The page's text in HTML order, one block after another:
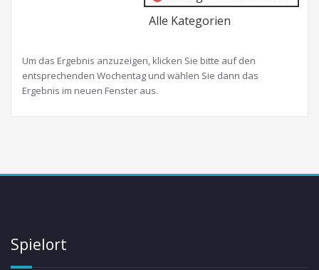
Alle Kategorien
Um das Ergebnis anzuzeigen, klicken Sie bitte auf den
entsprechenden Wochentag und wählen Sie dann das
Ergebnis im neuen Fenster aus.
Spielort